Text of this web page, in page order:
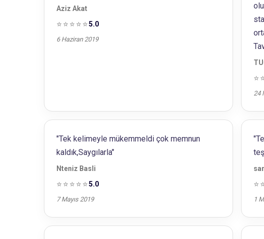
Aziz Akat
⭐⭐⭐⭐⭐5.0
6 Haziran 2019
24
"Tek kelimeyle mükemmeldi çok memnun
kaldık,Saygılarla"
Nteniz Basli
⭐⭐⭐⭐⭐5.0
7 Mayıs 2019 1